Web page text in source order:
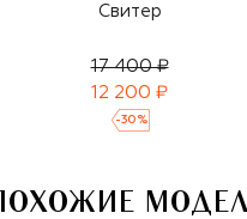
Свитер
17 400 ₽
12 200 ₽
-30 %
ПОХОЖИЕ